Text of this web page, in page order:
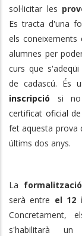
sol·licitar les
Es tracta d'una
els coneixements
alumnes per
curs que
de cadascú. És
inscripció si no
certificat oficial
fet aquesta prova
últims dos anys.
La
serà entre el 12
Concretament,
s'habilitarà un